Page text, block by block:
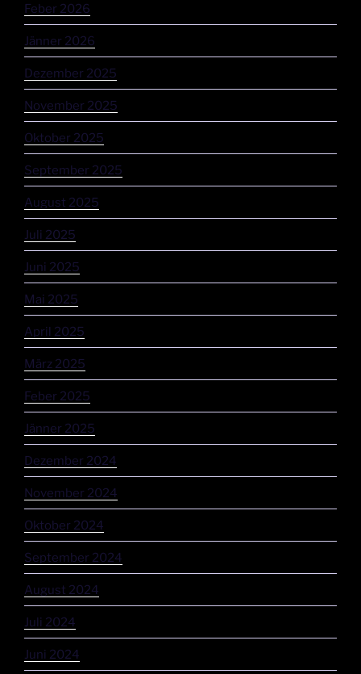
Feber 2026
Jänner 2026
Dezember 2025
November 2025
Oktober 2025
September 2025
August 2025
Juli 2025
Juni 2025
Mai 2025
April 2025
März 2025
Feber 2025
Jänner 2025
Dezember 2024
November 2024
Oktober 2024
September 2024
August 2024
Juli 2024
Juni 2024